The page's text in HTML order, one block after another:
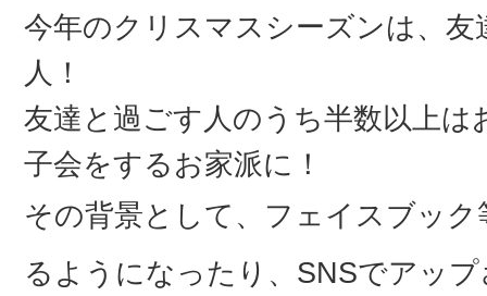
今年のクリスマスシーズンは、
人！
友達と過ごす人のうち半数以上
子会をするお家派に！
その背景として、フェイスブッ
るようになったり、SNSでアッ